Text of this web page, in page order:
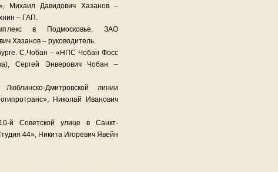
Михаил Давидович Хазанов –
– ГАП.
в Подмосковье. ЗАО
Хазанов – руководитель.
С.Чобан – «НПС Чобан Фосс
Сергей Энверович Чобан –
Дмитровской линии
Николай Иванович
й Советской улице в Санкт-
44», Никита Игоревич Явейн